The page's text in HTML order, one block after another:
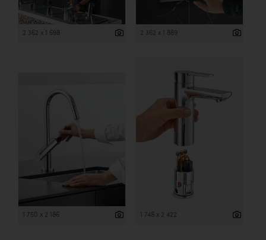
2 362 x 1 698 2 362 x 1 889
1 750 x 2 186 1 748 x 2 422